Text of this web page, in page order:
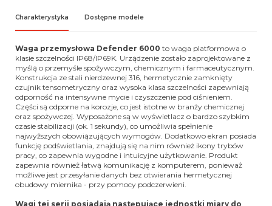
Charakterystyka Dostępne modele
Waga przemysłowa Defender 6000 to waga platformowa o
klasie szczelności IP68/IP69K. Urządzenie zostało zaprojektowane z
myślą o przemyśle spożywczym, chemicznym i farmaceutycznym.
Konstrukcja ze stali nierdzewnej 316, hermetycznie zamknięty
czujnik tensometryczny oraz wysoka klasa szczelności zapewniają
odporność na intensywne mycie i czyszczenie pod ciśnieniem.
Części są odporne na korozje, co jest istotne w branży chemicznej
oraz spożywczej. Wyposażone są w wyświetlacz o bardzo szybkim
czasie stabilizacji (ok. 1 sekundy), co umożliwia spełnienie
najwyższych obowiązujących wymogów. Dodatkowo ekran posiada
funkcję podświetlania, znajdują się na nim również ikony trybów
pracy, co zapewnia wygodne i intuicyjne użytkowanie. Produkt
zapewnia również łatwą komunikację z komputerem, ponieważ
możliwe jest przesyłanie danych bez otwierania hermetycznej
obudowy miernika - przy pomocy podczerwieni.
Wagi tej serii posiadają następujące jednostki miary do